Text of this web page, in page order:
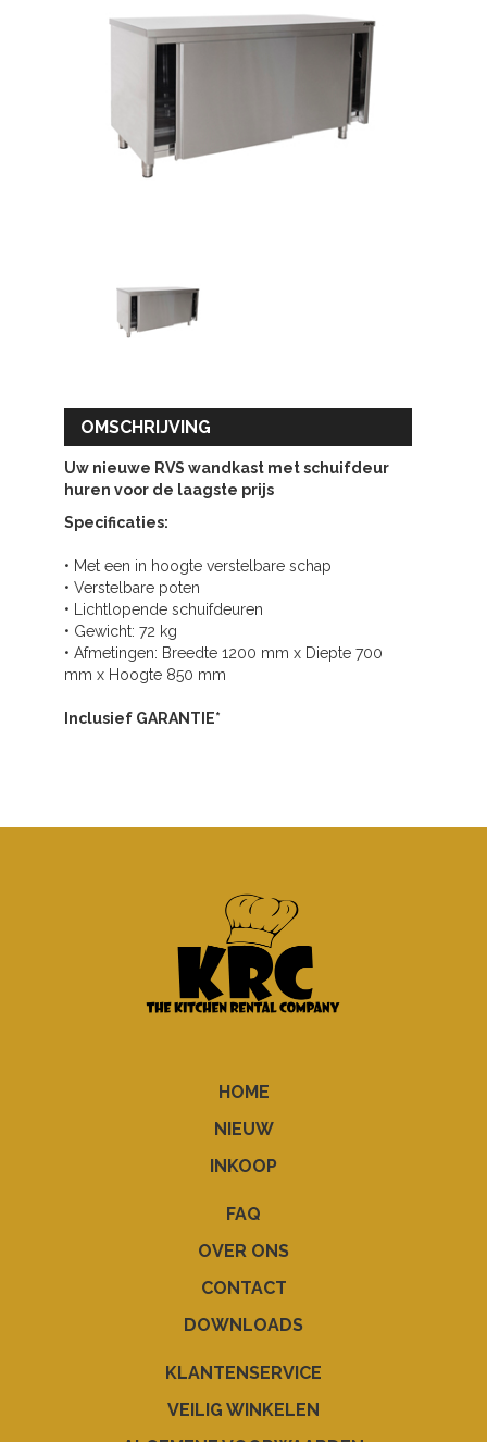
OMSCHRIJVING
Uw nieuwe RVS wandkast met schuifdeur
huren voor de laagste prijs
Specificaties:
• Met een in hoogte verstelbare schap
• Verstelbare poten
• Lichtlopende schuifdeuren
• Gewicht: 72 kg
• Afmetingen: Breedte 1200 mm x Diepte 700
mm x Hoogte 850 mm
Inclusief GARANTIE*
HOME
NIEUW
INKOOP
FAQ
OVER ONS
CONTACT
DOWNLOADS
KLANTENSERVICE
VEILIG WINKELEN